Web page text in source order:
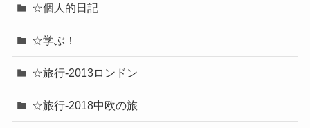
☆個人的日記
☆学ぶ！
☆旅行-2013ロンドン
☆旅行-2018中欧の旅